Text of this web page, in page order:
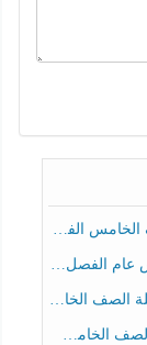
2025-2026
الفصل الثالث
الفصل الثالث